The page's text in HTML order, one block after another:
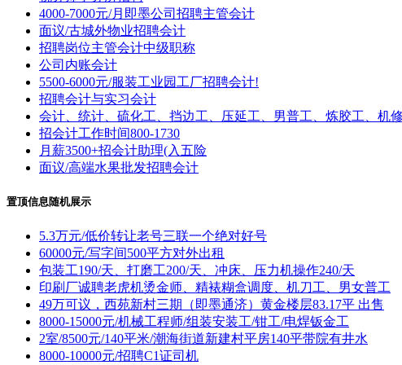
4000-7000元/月即墨公司招聘主管会计
面议/古城外物业招聘会计
招聘岗位主管会计中级职称
公司内账会计
5500-6000元/服装工业园工厂招聘会计!
招聘会计与实习会计
会计、统计、硫化工、挡边工、压延工、男普工、炼胶工、机
招会计工作时间800-1730
月薪3500+招会计助理(入五险
面议/高端水果批发招聘会计
置顶信息随机展示
5.3万元/低价转让老号三联一个绝对好号
60000元/写字间500平方对外出租
包装工190/天、打磨工200/天、冲床、压力机操作240/天
印刷厂诚聘老虎机烫金师、精裱糊盒调度、机刀工、男女普工
49万可议，西苑新村三期（即墨通济）黄金楼层83.17平 出售
8000-15000元/机械工程师/组装安装工/钳工/电焊钣金工
2室/8500元/140平米/潮海街道新建村平房140平带院有井水
8000-10000元/招聘C1证司机